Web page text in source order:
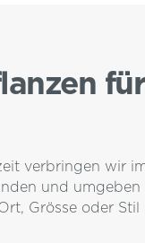
verbringen wir
und
Grösse oder